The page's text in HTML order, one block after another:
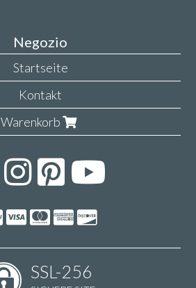
Negozio
Startseite
Kontakt
Warenkorb
SSL-256